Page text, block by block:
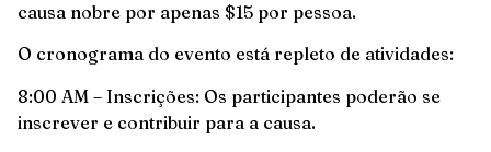
causa nobre por apenas $15 por pessoa.
O cronograma do evento está repleto de atividades:
8:00 AM – Inscrições: Os participantes poderão se
inscrever e contribuir para a causa.